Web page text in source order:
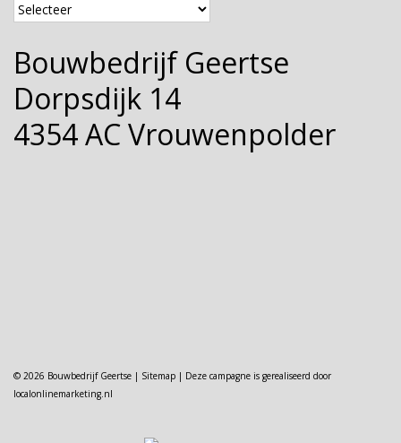
Bouwbedrijf Geertse
Dorpsdijk 14
4354 AC Vrouwenpolder
© 2026 Bouwbedrijf Geertse | Sitemap | Deze campagne is gerealiseerd door
localonlinemarketing.nl